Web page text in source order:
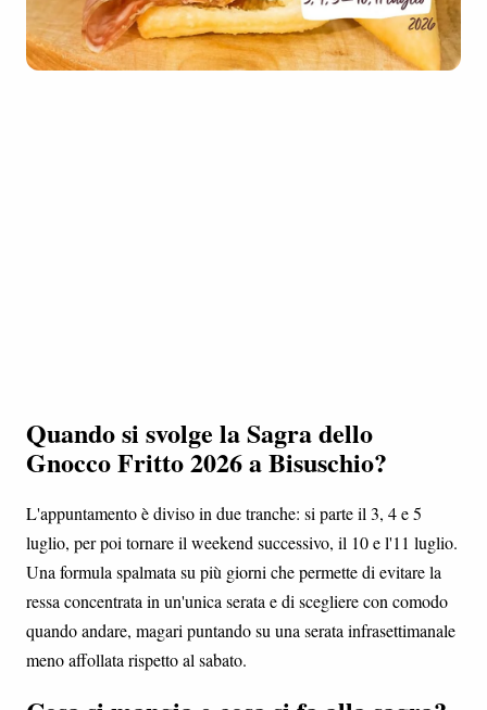
Quando si svolge la Sagra dello
Gnocco Fritto 2026 a Bisuschio?
L'appuntamento è diviso in due tranche: si parte il 3, 4 e 5
luglio, per poi tornare il weekend successivo, il 10 e l'11 luglio.
Una formula spalmata su più giorni che permette di evitare la
ressa concentrata in un'unica serata e di scegliere con comodo
quando andare, magari puntando su una serata infrasettimanale
meno affollata rispetto al sabato.